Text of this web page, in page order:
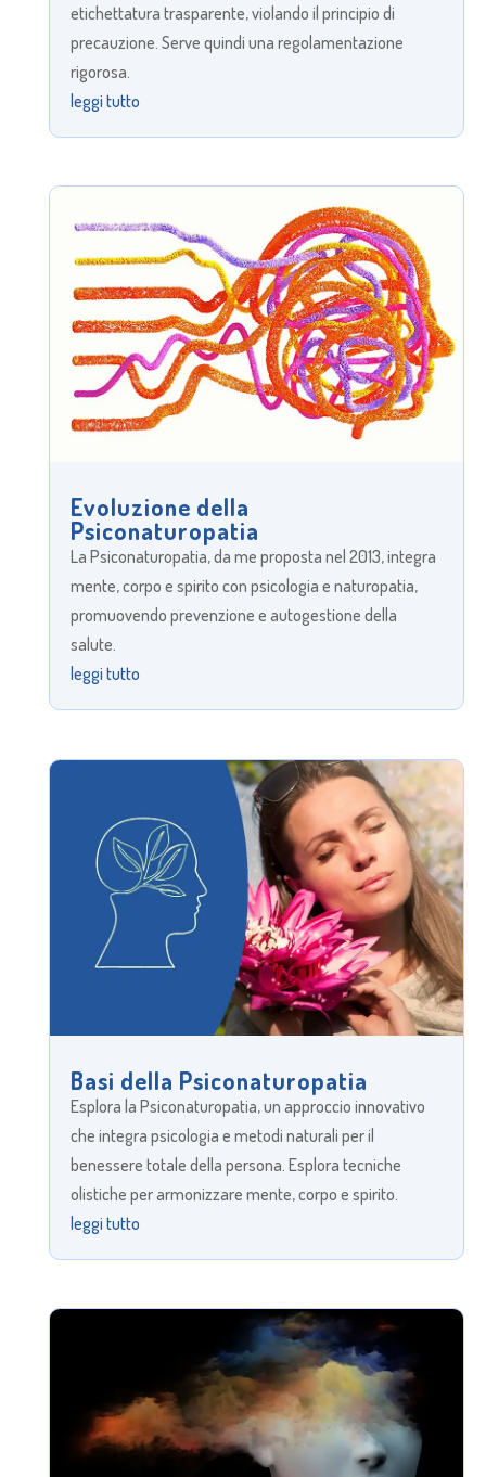
etichettatura trasparente, violando il principio di
precauzione. Serve quindi una regolamentazione
rigorosa.
leggi tutto
Evoluzione della
Psiconaturopatia
La Psiconaturopatia, da me proposta nel 2013, integra
mente, corpo e spirito con psicologia e naturopatia,
promuovendo prevenzione e autogestione della
salute.
leggi tutto
Basi della Psiconaturopatia
Esplora la Psiconaturopatia, un approccio innovativo
che integra psicologia e metodi naturali per il
benessere totale della persona. Esplora tecniche
olistiche per armonizzare mente, corpo e spirito.
leggi tutto